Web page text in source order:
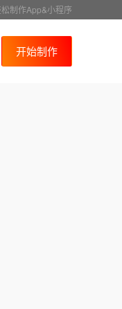
制作App&小程序
开始制作